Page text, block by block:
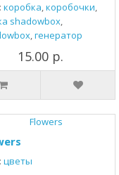
коробка,коробочки,
shadowbox,
,генератор
15.00 р.
цветы